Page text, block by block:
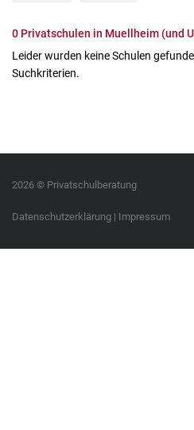
0 Privatschulen in Muellheim (und
Leider wurden keine Schulen
Suchkriterien.
2026 © Privatschulberatung
Datenschutzerklärung | Impressum